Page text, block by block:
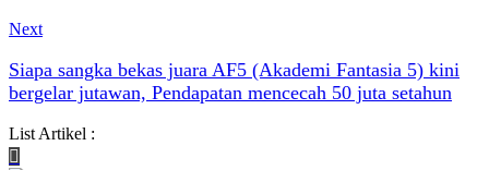
Next
Siapa sangka bekas juara AF5 (Akademi Fantasia 5) kini
bergelar jutawan, Pendapatan mencecah 50 juta setahun
List Artikel :